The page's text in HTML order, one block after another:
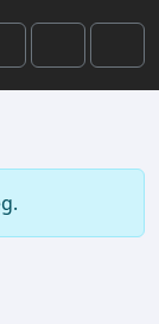
Account